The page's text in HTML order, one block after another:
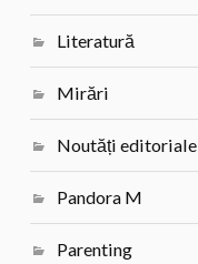
Literatură
Mirări
Noutăți editoriale
Pandora M
Parenting